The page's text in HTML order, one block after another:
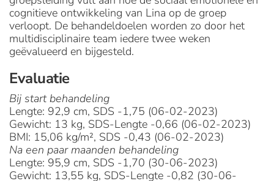
cognitieve ontwikkeling van Lina op de groep
verloopt. De behandeldoelen worden zo door het
multidisciplinaire team iedere twee weken
geëvalueerd en bijgesteld.
Evaluatie
Bij start behandeling
Lengte: 92,9 cm, SDS -1,75 (06-02-2023)
Gewicht: 13 kg, SDS-Lengte -0,66 (06-02-2023)
BMI: 15,06 kg/m², SDS -0,43 (06-02-2023)
Na een paar maanden behandeling
Lengte: 95,9 cm, SDS -1,70 (30-06-2023)
Gewicht: 13,55 kg, SDS-Lengte -0,82 (30-06-